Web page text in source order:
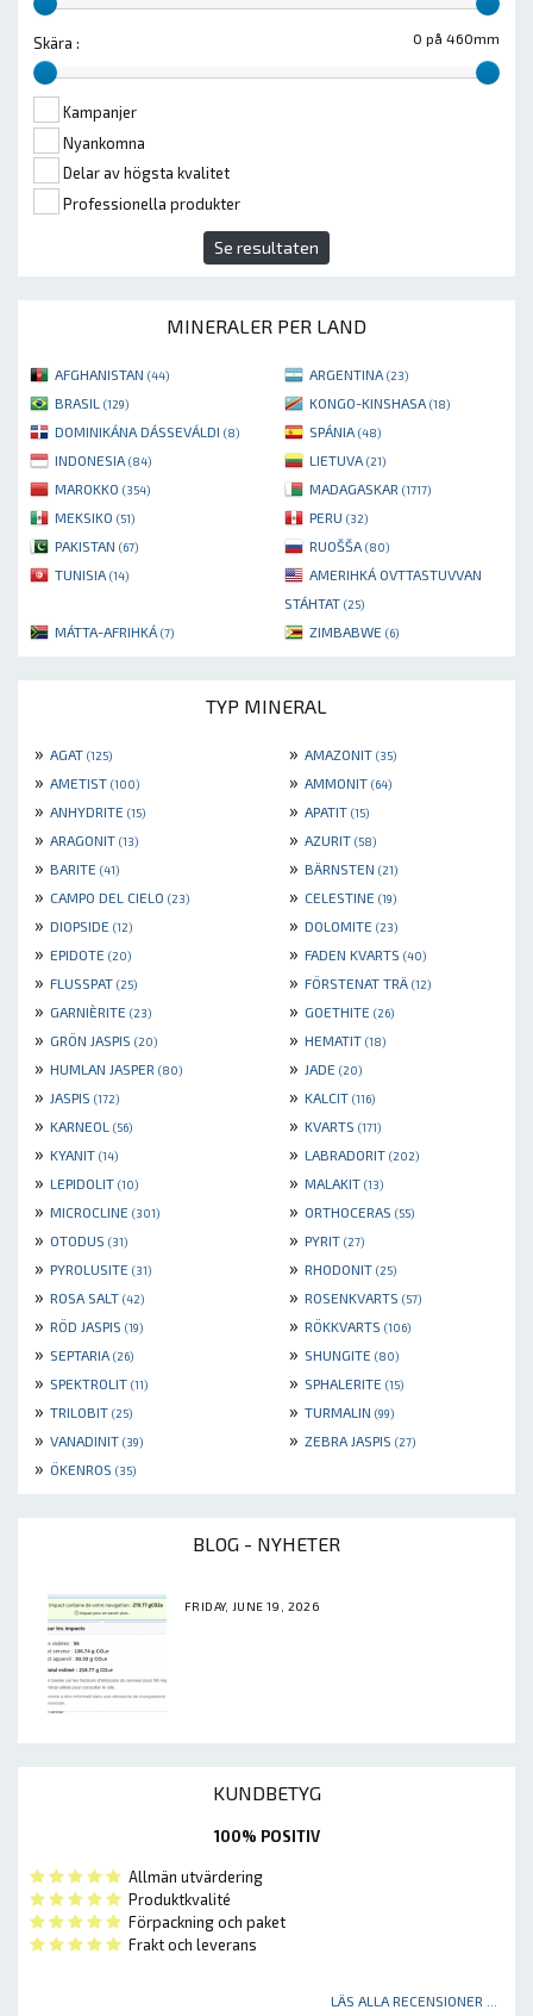
0 på 460mm
Skära :
Kampanjer
Nyankomna
Delar av högsta kvalitet
Professionella produkter
Se resultaten
MINERALER PER LAND
AFGHANISTAN (44) ARGENTINA (23)
BRASIL (129) KONGO-KINSHASA (18)
DOMINIKÁNA DÁSSEVÁLDI (8) SPÁNIA (48)
INDONESIA (84) LIETUVA (21)
MAROKKO (354) MADAGASKAR (1717)
MEKSIKO (51) PERU (32)
PAKISTAN (67) RUOŠŠA (80)
TUNISIA (14)
AMERIHKÁ OVTTASTUVVAN
STÁHTAT (25)
MÁTTA-AFRIHKÁ (7) ZIMBABWE (6)
TYP MINERAL
» AGAT (125) » AMAZONIT (35)
» AMETIST (100) » AMMONIT (64)
» ANHYDRITE (15) » APATIT (15)
» ARAGONIT (13) » AZURIT (58)
» BARITE (41) » BÄRNSTEN (21)
» CAMPO DEL CIELO (23) » CELESTINE (19)
» DIOPSIDE (12) » DOLOMITE (23)
» EPIDOTE (20) » FADEN KVARTS (40)
» FLUSSPAT (25) » FÖRSTENAT TRÄ (12)
» GARNIÈRITE (23) » GOETHITE (26)
» GRÖN JASPIS (20) » HEMATIT (18)
» HUMLAN JASPER (80) » JADE (20)
» JASPIS (172) » KALCIT (116)
» KARNEOL (56) » KVARTS (171)
» KYANIT (14) » LABRADORIT (202)
» LEPIDOLIT (10) » MALAKIT (13)
» MICROCLINE (301) » ORTHOCERAS (55)
» OTODUS (31) » PYRIT (27)
» PYROLUSITE (31) » RHODONIT (25)
» ROSA SALT (42) » ROSENKVARTS (57)
» RÖD JASPIS (19) » RÖKKVARTS (106)
» SEPTARIA (26) » SHUNGITE (80)
» SPEKTROLIT (11) » SPHALERITE (15)
» TRILOBIT (25) » TURMALIN (99)
» VANADINIT (39) » ZEBRA JASPIS (27)
» ÖKENROS (35)
BLOG - NYHETER
FRIDAY, JUNE 19, 2026
KUNDBETYG
100% POSITIV
Allmän utvärdering
Produktkvalité
Förpackning och paket
Frakt och leverans
LÄS ALLA RECENSIONER ...